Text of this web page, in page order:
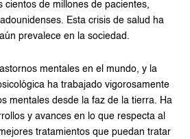
cientos de millones de pacientes,
Esta crisis de salud ha
prevalece en la sociedad.
mentales en el mundo, y la
ha trabajado vigorosamente
mentales desde la faz de la tierra. Ha
y avances en lo que respecta al
tratamientos que puedan tratar